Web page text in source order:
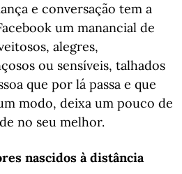
e conversação tem a
um manancial de
alegres,
ou sensíveis, talhados
que por lá passa e que
modo, deixa um pouco de
no seu melhor.
nascidos à distância